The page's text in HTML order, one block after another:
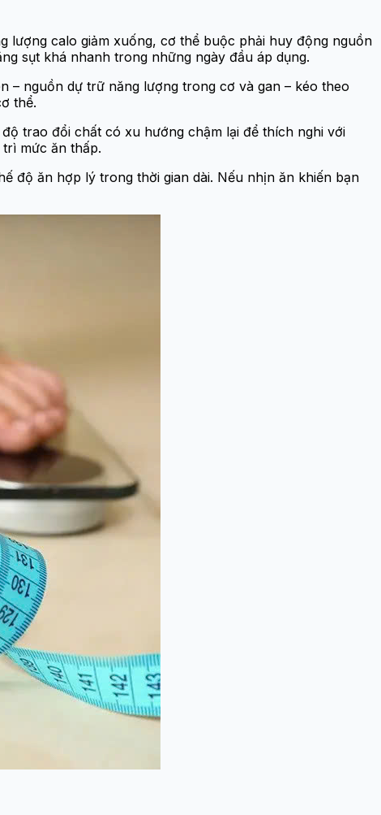
lượng calo giảm xuống, cơ thể buộc phải huy động nguồn
sụt khá nhanh trong những ngày đầu áp dụng.
– nguồn dự trữ năng lượng trong cơ và gan – kéo theo
thể.
trao đổi chất có xu hướng chậm lại để thích nghi với
mức ăn thấp.
độ ăn hợp lý trong thời gian dài. Nếu nhịn ăn khiến bạn